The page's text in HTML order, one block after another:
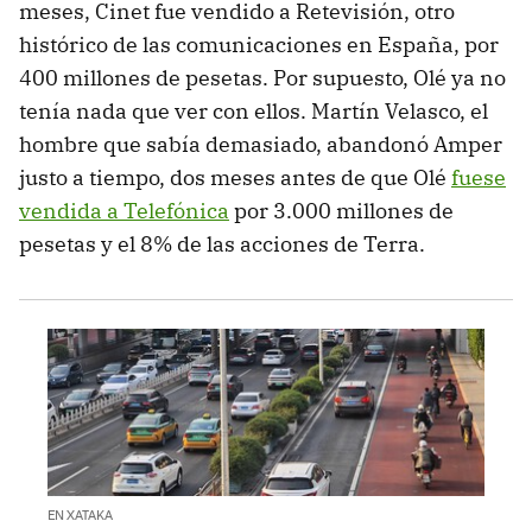
meses, Cinet fue vendido a Retevisión, otro
histórico de las comunicaciones en España, por
400 millones de pesetas. Por supuesto, Olé ya no
tenía nada que ver con ellos. Martín Velasco, el
hombre que sabía demasiado, abandonó Amper
justo a tiempo, dos meses antes de que Olé fuese
vendida a Telefónica por 3.000 millones de
pesetas y el 8% de las acciones de Terra.
EN XATAKA